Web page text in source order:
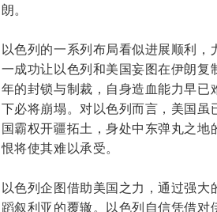
朗。
以色列的一系列布局看似进展顺利
一成功让以色列和美国妄图在伊朗
年的封锁与制裁，自身造血能力早
下必将崩塌。对以色列而言，美国
国霸权开疆拓土，身处中东弹丸之
恨将使其难以承受。
以色列企图借助美国之力，通过强
蹈叙利亚的覆辙。以色列自信凭借